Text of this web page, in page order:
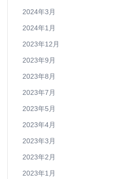
2024年3月
2024年1月
2023年12月
2023年9月
2023年8月
2023年7月
2023年5月
2023年4月
2023年3月
2023年2月
2023年1月